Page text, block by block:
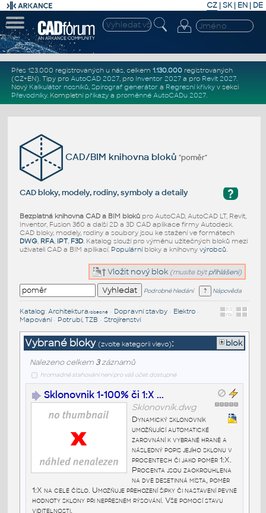
CZ | SK| EN | DE
Přes 123.000 registrovaných u nás, celkem 1.130.000registrovaných
(CZ+EN). Tipy pro AutoCAD 2027, pro Inventor 2027a pro Revit 2027.
Nový Kalkulátor nosníků, Spirograf generátor a Regresní křivkyv sekci
Převodníky. Kompletní příkazya proměnné AutoCADu 2027.
CAD/BIM knihovna bloků"poměr"
?
CAD bloky, modely, rodiny, symboly a detaily
Bezplatná knihovna CAD a BIM blokůpro AutoCAD, AutoCAD LT, Revit,
Inventor, Fusion 360 a další 2D a 3D CAD aplikace firmy Autodesk.
CAD bloky, modely, rodiny a soubory jsou ke stažení ve formátech
DWG, RFA, IPT, F3D. Katalog slouží pro výměnu užitečných bloků mezi
uživateli CAD a BIM aplikací. Populárníbloky a knihovny výrobců.
Vložit nový blok (musíte být přihlášeni)
Podrobné hledání Nápověda
Katalog: Architektura/obecné• Dopravní stavby• Elektro•
Mapování• Potrubí, TZB • Strojírenství
Vybrané bloky (zvolte kategorii vlevo): blok
Nalezeno celkem 3záznamů
hromadné stahování není pro váš účet dostupné
Sklonovnik 1-100% či 1:X ...
Sklonovník.dwg
Dynamický sklonovník
umožňující automatické
zarovnání k vybrané hraně a
následný popis jejího sklonu v
procentech či jako poměr 1:X.
Procenta jsou zaokrouhlena
na dvě desetinná místa, poměr
1:X na celé číslo. Umožňuje přehození šipky či nastavení pevné
hodnoty sklony při nepřesném rýsování. Vše pomocí stavu
viditelnosti.